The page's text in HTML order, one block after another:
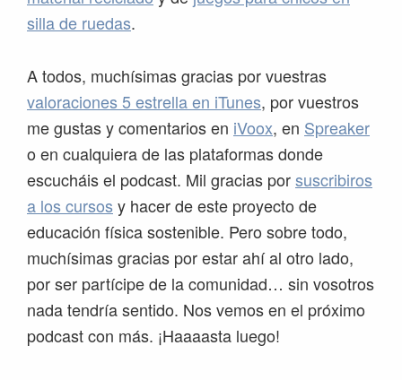
silla de ruedas.
A todos, muchísimas gracias por vuestras
valoraciones 5 estrella en iTunes, por vuestros
me gustas y comentarios en iVoox, en Spreaker
o en cualquiera de las plataformas donde
escucháis el podcast. Mil gracias porsuscribiros
a los cursos y hacer de este proyecto de
educación física sostenible. Pero sobre todo,
muchísimas gracias por estar ahí al otro lado,
por ser partícipe de la comunidad… sin vosotros
nada tendría sentido. Nos vemos en el próximo
podcast con más. ¡Haaaasta luego!